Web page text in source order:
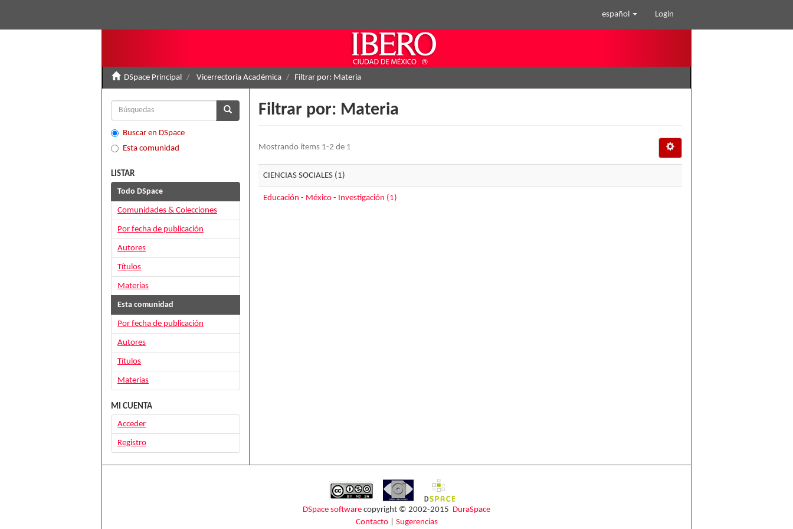
español Login
DSpace Principal Vicerrectoría Académica Filtrar por: Materia
Filtrar por: Materia
Mostrando ítems 1-2 de 1
CIENCIAS SOCIALES (1)
Educación - México - Investigación (1)
Buscar en DSpace
Esta comunidad
LISTAR
Todo DSpace
Comunidades & Colecciones
Por fecha de publicación
Autores
Títulos
Materias
Esta comunidad
Por fecha de publicación
Autores
Títulos
Materias
MI CUENTA
Acceder
Registro
DSpace software copyright © 2002-2015 DuraSpace
Contacto| Sugerencias